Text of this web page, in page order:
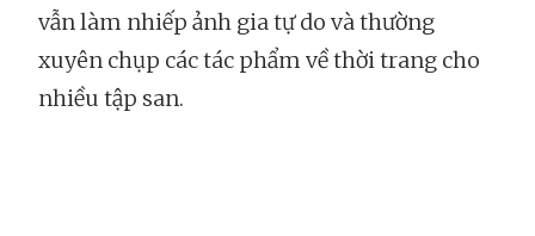
vẫn làm nhiếp ảnh gia tự do và thường
xuyên chụp các tác phẩm về thời trang cho
nhiều tập san.